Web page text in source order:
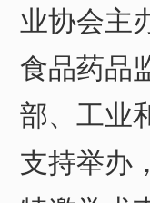
业协会主
食品药品
部、工业
支持举办